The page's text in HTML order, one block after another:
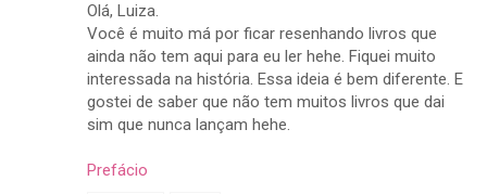
Olá, Luiza.
Você é muito má por ficar resenhando livros que
ainda não tem aqui para eu ler hehe. Fiquei muito
interessada na história. Essa ideia é bem diferente. E
gostei de saber que não tem muitos livros que dai
sim que nunca lançam hehe.
Prefácio